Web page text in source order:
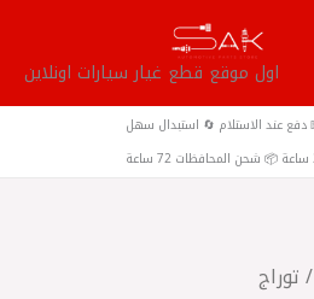
اول موقع قطع غيار سيارات اونلاين
/ توراج